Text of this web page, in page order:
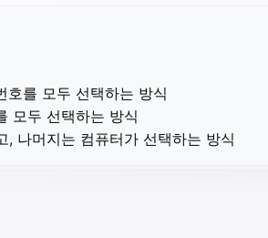
호를 모두 선택하는 방식
모두 선택하는 방식
, 나머지는 컴퓨터가 선택하는 방식